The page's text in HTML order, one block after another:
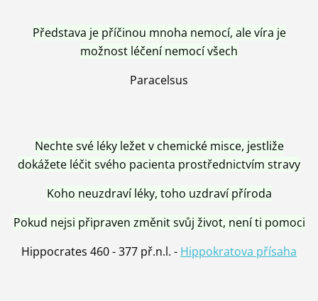
Představa je příčinou mnoha nemocí, ale víra je
možnost léčení nemocí všech
Paracelsus
Nechte své léky ležet v chemické misce, jestliže
dokážete léčit svého pacienta prostřednictvím stravy
Koho neuzdraví léky, toho uzdraví příroda
Pokud nejsi připraven změnit svůj život, není ti pomoci
Hippocrates 460 - 377 př.n.l. - Hippokratova přísaha